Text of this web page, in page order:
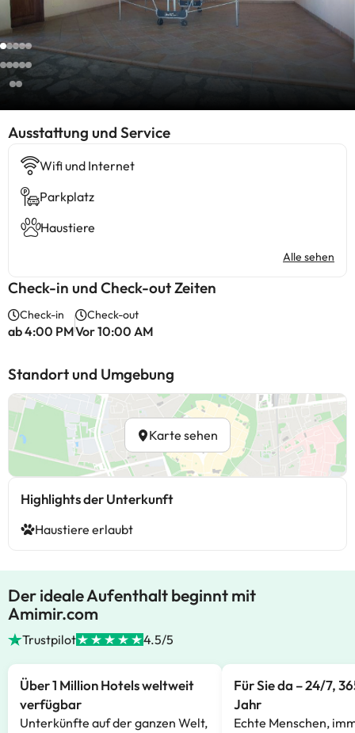
​Ausstattung und Service
Wifi und Internet
Parkplatz
Haustiere
Alle sehen
Check-in und Check-out Zeiten
Check-in
ab 4:00 PM
Check-out
Vor 10:00 AM
Standort und Umgebung
Karte sehen
Highlights der Unterkunft
Haustiere erlaubt
Der ideale Aufenthalt beginnt mit
Amimir.com
Trustpilot 4.5/5
Über 1 Million Hotels weltweit
verfügbar
Unterkünfte auf der ganzen Welt,
Für Sie da – 24/7,
Jahr
Echte Menschen,